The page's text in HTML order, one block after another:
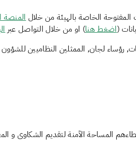
المفتوحة الخاصة بالهيئة من خلالالمنصة
(اضغط هنا) او من خلال التواصل عبر
لجان, الممثلين النظاميين
المساحة الآمنة لتقديم الشكاوى و